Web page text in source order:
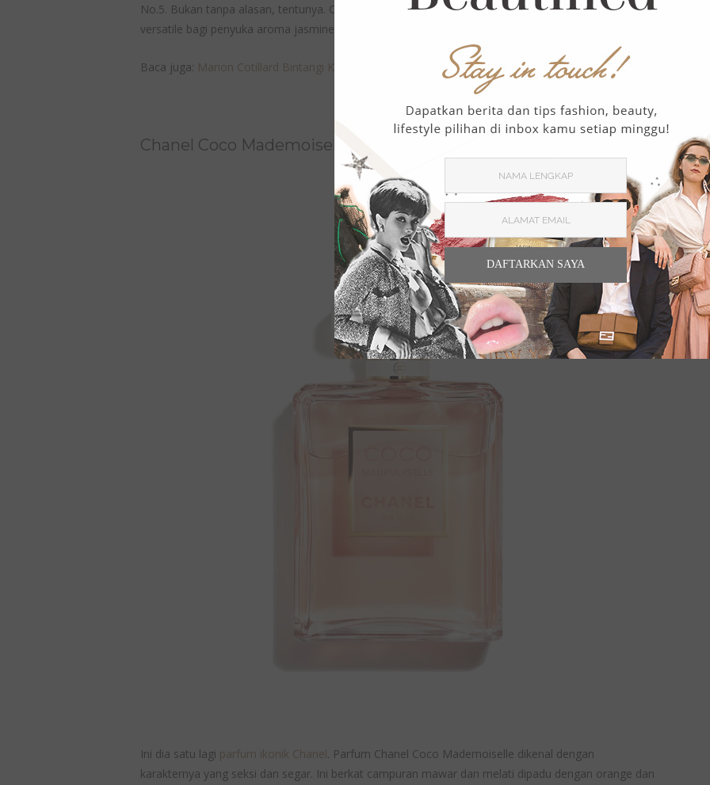
No.5. Bukan tanpa alasan, tentunya. Chanel No.5 dibuat dari 80 jenis bahan, menghasilkan aroma
versatile bagi penyuka aroma jasmine, sandalwood, dan vanilla.
Baca juga: Marion Cotillard Bintangi Kampanye 100 Tahun Parfum CHANEL No. 5
Chanel Coco Mademoiselle
Ini dia satu lagi parfum ikonik Chanel. Parfum Chanel Coco Mademoiselle dikenal dengan
karakternya yang seksi dan segar. Ini berkat campuran mawar dan melati dipadu dengan orange dan
DAFTARKAN SAYA